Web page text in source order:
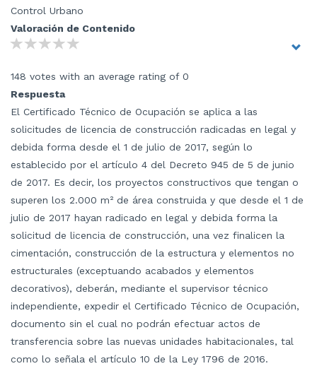
Control Urbano
Valoración de Contenido
148 votes with an average rating of 0
Respuesta
El Certificado Técnico de Ocupación se aplica a las
solicitudes de licencia de construcción radicadas en legal y
debida forma desde el 1 de julio de 2017, según lo
establecido por el artículo 4 del Decreto 945 de 5 de junio
de 2017. Es decir, los proyectos constructivos que tengan o
superen los 2.000 m² de área construida y que desde el 1 de
julio de 2017 hayan radicado en legal y debida forma la
solicitud de licencia de construcción, una vez finalicen la
cimentación, construcción de la estructura y elementos no
estructurales (exceptuando acabados y elementos
decorativos), deberán, mediante el supervisor técnico
independiente, expedir el Certificado Técnico de Ocupación,
documento sin el cual no podrán efectuar actos de
transferencia sobre las nuevas unidades habitacionales, tal
como lo señala el artículo 10 de la Ley 1796 de 2016.